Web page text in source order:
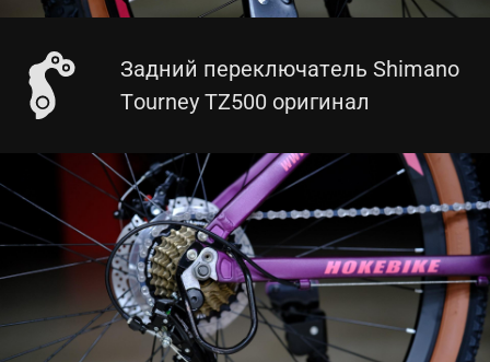
Задний переключатель Shimano
Tourney TZ500 оригинал